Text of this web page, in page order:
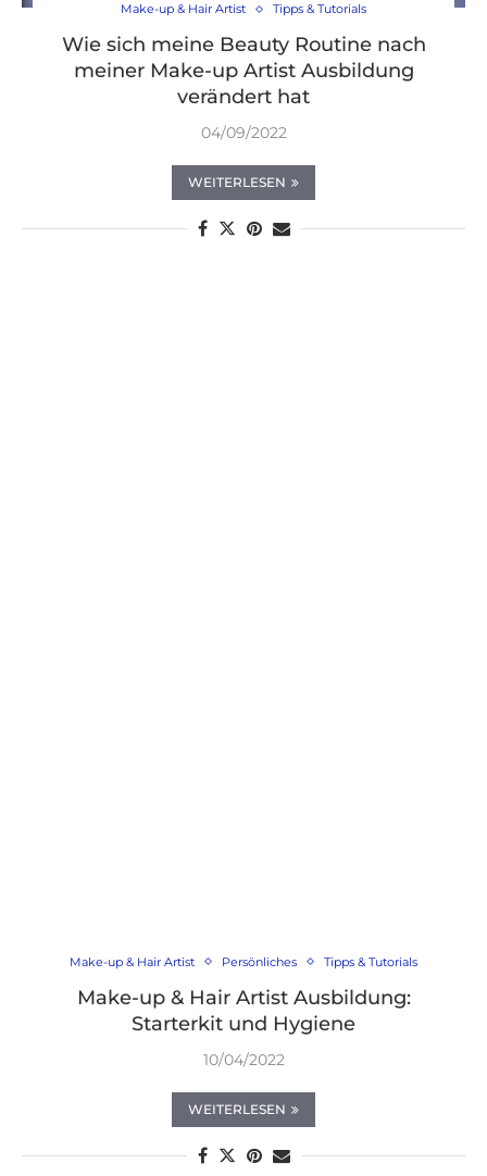
Make-up & Hair Artist Tipps & Tutorials
Wie sich meine Beauty Routine nach
meiner Make-up Artist Ausbildung
verändert hat
04/09/2022
WEITERLESEN
Make-up & Hair Artist Persönliches Tipps & Tutorials
Make-up & Hair Artist Ausbildung:
Starterkit und Hygiene
10/04/2022
WEITERLESEN